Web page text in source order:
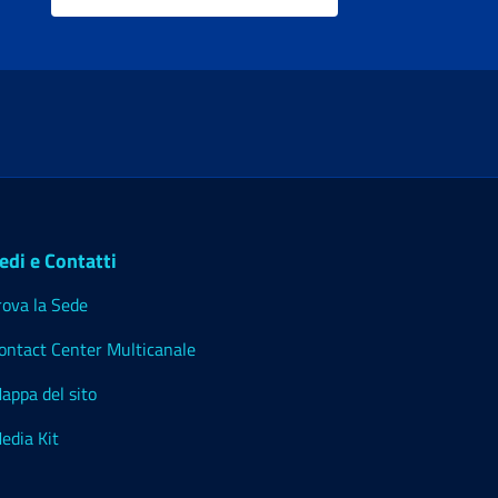
e Contatti
la Sede
Center Multicanale
del sito
Kit